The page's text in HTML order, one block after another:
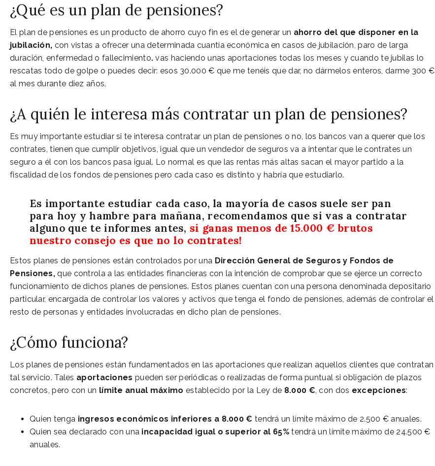
¿Qué es un plan de pensiones?
El plan de pensiones es un producto de ahorro cuyo fin es el de generar un ahorro del que disponer en la
jubilación, con vistas a ofrecer una determinada cuantía económica en casos de jubilación, paro de larga
duración, enfermedad o fallecimiento.vas haciendo unas aportaciones todas los meses y cuando te jubilas lo
rescatas todo de golpe o puedes decir: esos 30.000 € que me tenéis que dar, no dármelos enteros, darme 300 €
al mes durante diez años.
¿A quién le interesa más contratar un plan de pensiones?
Es muy importante estudiar si te interesa contratar un plan de pensiones o no, los bancos van a querer que los
contrates, tienen que cumplir objetivos, igual que un vendedor de seguros va a intentar que le contrates un
seguro a él con los bancos pasa igual. Lo normal es que las rentas más altas sacan el mayor partido a la
fiscalidad de los fondos de pensiones pero cada caso es distinto y habría que estudiarlo.
Es importante estudiar cada caso, la mayoría de casos suele ser pan
para hoy y hambre para mañana, recomendamos que si vas a contratar
alguno que te informes antes, si ganas menos de 15.000 € brutos
nuestro consejo es que no lo contrates!
Estos planes de pensiones están controlados por una Dirección General de Seguros y Fondos de
Pensiones,que controla a las entidades financieras con la intención de comprobar que se ejerce un correcto
funcionamiento de dichos planes de pensiones. Estos planes cuentan con una persona denominada depositario
particular, encargada de controlar los valores y activos que tenga el fondo de pensiones, además de controlar el
resto de personas y entidades involucradas en dicho plan de pensiones.
¿Cómo funciona?
Los planes de pensiones están fundamentados en las aportaciones que realizan aquellos clientes que contratan
tal servicio. Tales aportaciones pueden ser periódicas o realizadas de forma puntual si obligación de plazos
concretos, pero con un límite anual máximo establecido por la Ley de 8.000 €, con dos excepciones:
Quien tenga ingresos económicos inferiores a 8.000 € tendrá un límite máximo de 2.500 € anuales.
Quien sea declarado con una incapacidad igual o superior al 65%tendrá un límite máximo de 24.500 €
anuales.